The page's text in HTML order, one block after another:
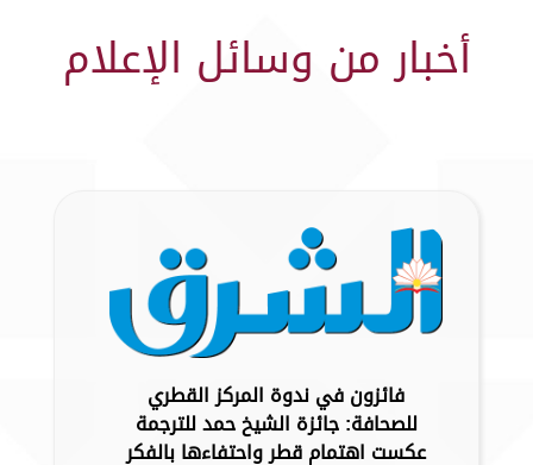
أخبار من وسائل الإعلام
فائزون في ندوة المركز القطري
للصحافة: جائزة الشيخ حمد للترجمة
عكست اهتمام قطر واحتفاءها بالفكر